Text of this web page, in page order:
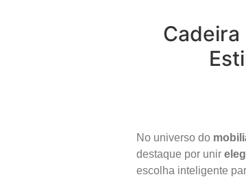
No universo do
destaque por unir
escolha inteligente